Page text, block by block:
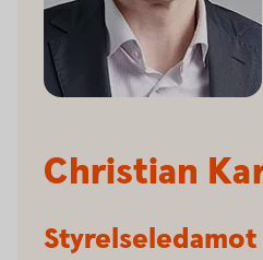
Christian
Styrelseledamot